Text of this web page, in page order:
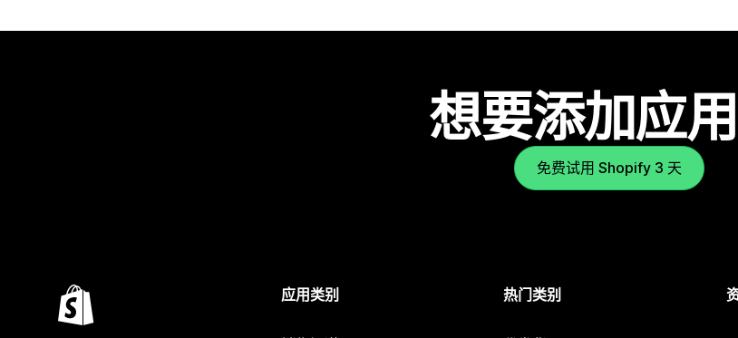
想要添加应用
免费试用 Shopify 3 天
应用类别 热门类别